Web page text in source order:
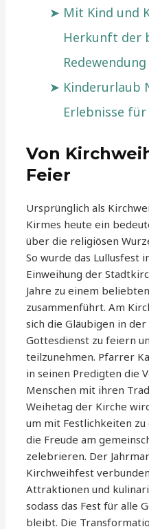
Mit Kind und
Herkunft der
Redewendung
Kinderurlaub
Erlebnisse
Von
Feier
Ursprünglich als
Kirmes heute ein
über die religiösen
So wurde das Lullusfest
Einweihung der
Jahre zu einem
zusammenführt. Am
sich die Gläubigen in
Gottesdienst zu feiern
teilzunehmen. Pfarrer
in seinen Predigten die
Menschen mit ihren
Weihetag der Kirche
um mit Festlichkeiten
die Freude am
zelebrieren. Der
Kirchweihfest
Attraktionen und
sodass das Fest für alle
bleibt. Die